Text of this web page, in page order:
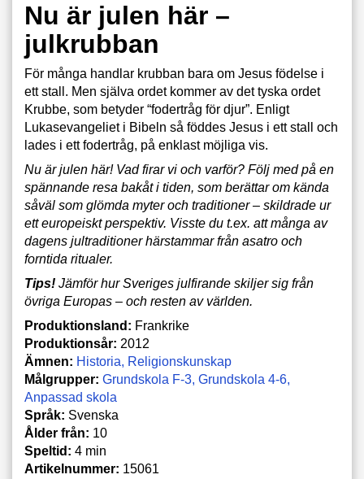
Nu är julen här –
julkrubban
För många handlar krubban bara om Jesus födelse i
ett stall. Men själva ordet kommer av det tyska ordet
Krubbe, som betyder “fodertråg för djur”. Enligt
Lukasevangeliet i Bibeln så föddes Jesus i ett stall och
lades i ett fodertråg, på enklast möjliga vis.
Nu är julen här! Vad firar vi och varför? Följ med på en
spännande resa bakåt i tiden, som berättar om kända
såväl som glömda myter och traditioner – skildrade ur
ett europeiskt perspektiv. Visste du t.ex. att många av
dagens jultraditioner härstammar från asatro och
forntida ritualer.
Tips! Jämför hur Sveriges julfirande skiljer sig från
övriga Europas – och resten av världen.
Produktionsland: Frankrike
Produktionsår: 2012
Ämnen: Historia
Religionskunskap
Målgrupper: Grundskola F-3 Grundskola 4-6
Anpassad skola
Språk: Svenska
Ålder från: 10
Speltid: 4 min
Artikelnummer: 15061